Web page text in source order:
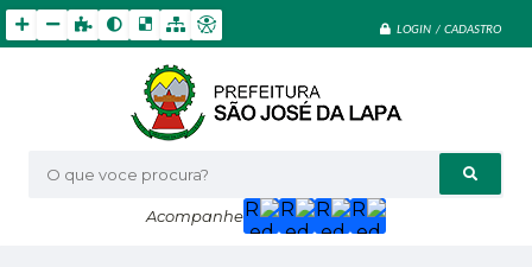
LOGIN / CADASTRO
O que voce procura?
Acompanhe